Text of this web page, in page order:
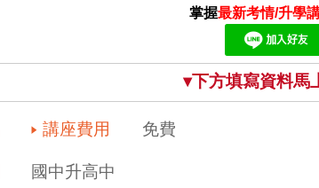
掌握最新考情/升學
▾下方填寫資料馬
講座費用 免費
國中升高中